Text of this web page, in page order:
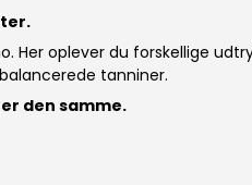
Her oplever du forskellige
tanniner.
den samme.